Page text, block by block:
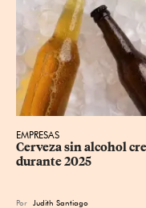
EMPRESAS
Cerveza sin alcohol
durante 2025
Por Judith Santiago